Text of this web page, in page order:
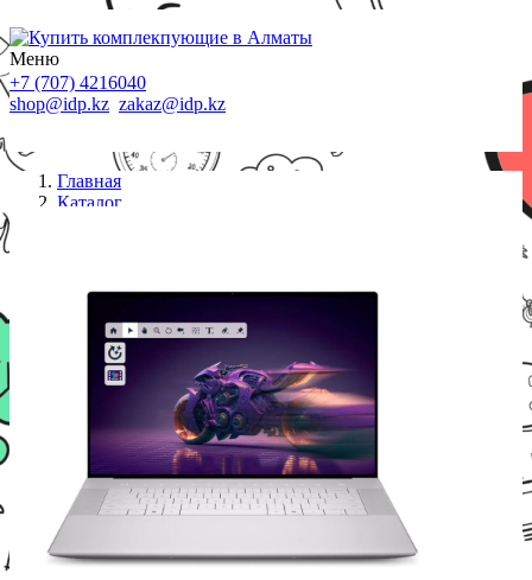
Меню
+7 (707) 4216040
shop@idp.kz zakaz@idp.kz
Главная
Каталог